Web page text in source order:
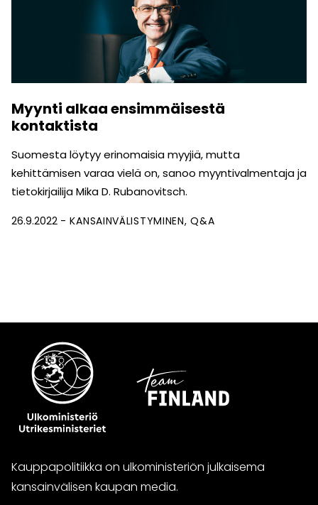
Myynti alkaa ensimmäisestä
kontaktista
Suomesta löytyy erinomaisia myyjiä, mutta
kehittämisen varaa vielä on, sanoo myyntivalmentaja ja
tietokirjailija Mika D. Rubanovitsch.
26.9.2022 KANSAINVÄLISTYMINEN Q&A
Kauppapolitiikka on ulkoministeriön julkaisema
kansainvälisen kaupan media.